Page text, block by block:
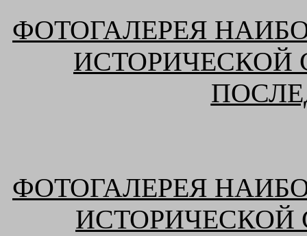
ФОТОГАЛЕРЕЯ
ИСТОРИЧЕСКОЙ
ФОТОГАЛЕРЕЯ
ИСТОРИЧЕСКОЙ